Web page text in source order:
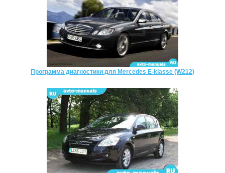
Программа диагностики для Mercedes E-klasse (W212)